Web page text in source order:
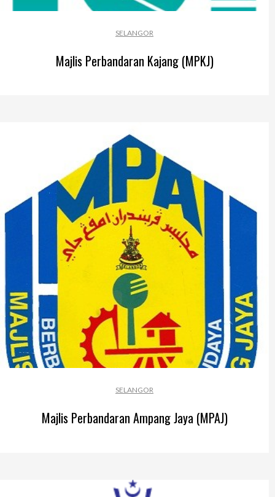
SELANGOR
Majlis Perbandaran Kajang (MPKJ)
SELANGOR
Majlis Perbandaran Ampang Jaya (MPAJ)